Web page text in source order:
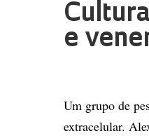
e
Um grupo de
extracelular.